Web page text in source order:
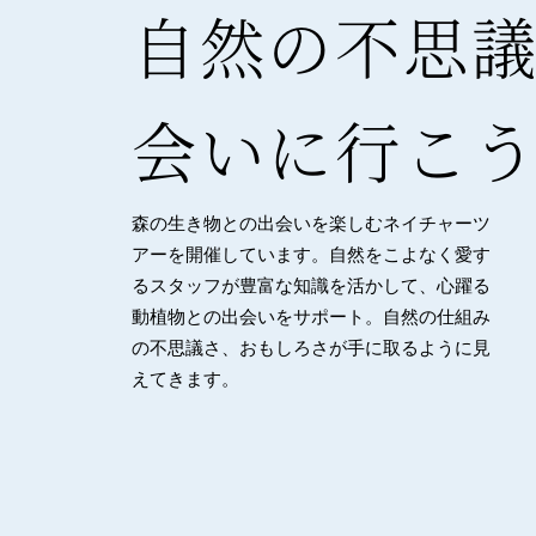
自然の不思
会いに行こ
森の生き物との出会いを楽しむネイチャーツ
アーを開催しています。自然をこよなく愛す
るスタッフが豊富な知識を活かして、心躍る
動植物との出会いをサポート。自然の仕組み
の不思議さ、おもしろさが手に取るように見
えてきます。